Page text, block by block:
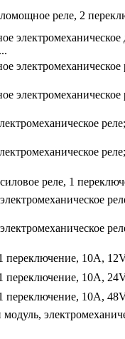
реле, 2
электромеханическое
реле, 1
переключение, 10A,
переключение, 10A,
переключение, 10A,